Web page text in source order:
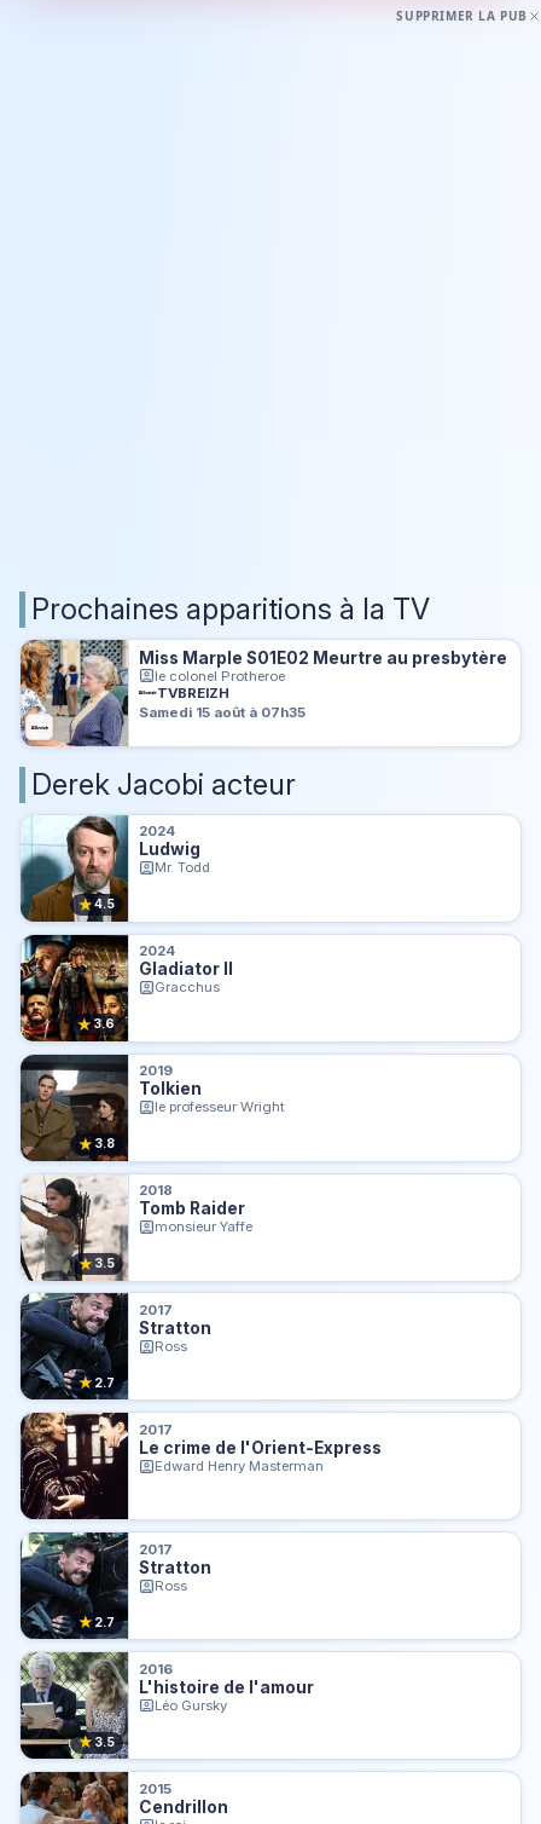
SUPPRIMER LA PUB
Prochaines apparitions à la TV
Miss Marple S01E02 Meurtre au presbytère
le colonel Protheroe
TVBREIZH
Samedi 15 août à 07h35
Derek Jacobi acteur
★4.5
2024
Ludwig
Mr. Todd
★ 3.6
2024
Gladiator II
Gracchus
★ 3.8
2019
Tolkien
le professeur Wright
★ 3.5
2018
Tomb Raider
monsieur Yaffe
★2.7
2017
Stratton
Ross
2017
Le crime de l'Orient-Express
Edward Henry Masterman
★ 2.7
2017
Stratton
Ross
★3.5
2016
L'histoire de l'amour
Léo Gursky
2015
Cendrillon